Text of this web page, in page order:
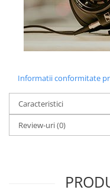
Informatii conformitate
Caracteristici
Review-uri(0)